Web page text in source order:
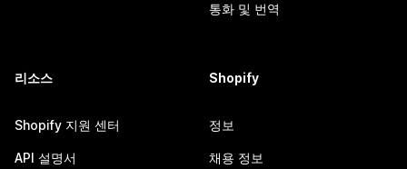
통화 및 번역
리소스
Shopify 지원 센터
API 설명서
Shopify
정보
채용 정보